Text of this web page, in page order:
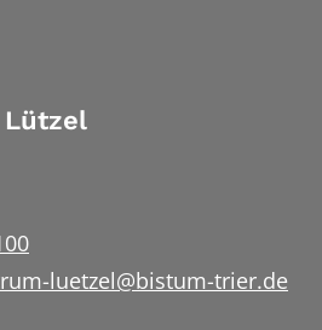
Lützel
luetzel@bistum-trier.de